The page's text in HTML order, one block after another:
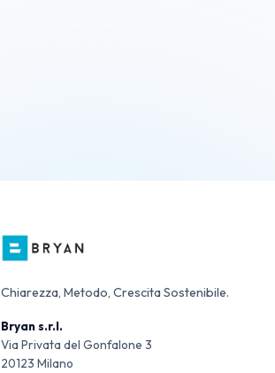
Chiarezza, Metodo, Crescita Sostenibile.
Bryan s.r.l.
Via Privata del Gonfalone 3
20123 Milano